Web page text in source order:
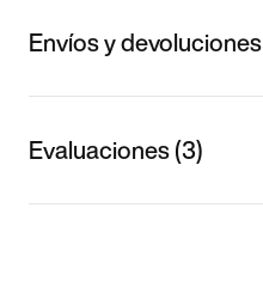
Envíos y devoluciones
Evaluaciones (3)